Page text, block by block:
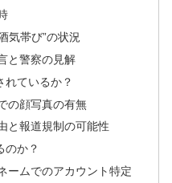
気帯び”の状況
と警察の見解
れているか？
の顔写真の有無
と報道規制の可能性
のか？
ームでのアカウント特定